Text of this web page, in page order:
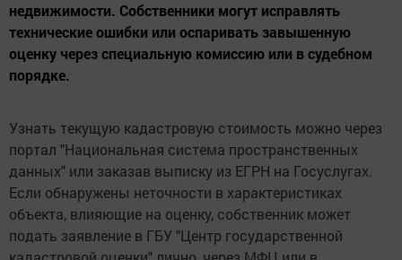
недвижимости. Собственники могут исправлять
технические ошибки или оспаривать завышенную
оценку через специальную комиссию или в судебном
порядке.
Узнать текущую кадастровую стоимость можно через
портал "Национальная система пространственных
данных" или заказав выписку из ЕГРН на Госуслугах.
Если обнаружены неточности в характеристиках
объекта, влияющие на оценку, собственник может
подать заявление в ГБУ "Центр государственной